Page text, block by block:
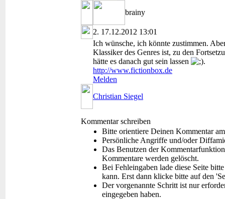
brainy
2. 17.12.2012 13:01
Ich wünsche, ich könnte zustimmen.
Klassiker des Genres ist, zu den
hätte es danach gut sein lassen
.
http://www.fictionbox.de
Melden
Christian Siegel
Kommentar schreiben
Bitte orientiere Deinen Kommentar
Persönliche Angriffe und/oder
Das Benutzen der
Kommentare werden gelöscht.
Bei Fehleingaben lade diese Seite
kann. Erst dann klicke bitte auf den
Der vorgenannte Schritt ist nur
eingegeben haben.